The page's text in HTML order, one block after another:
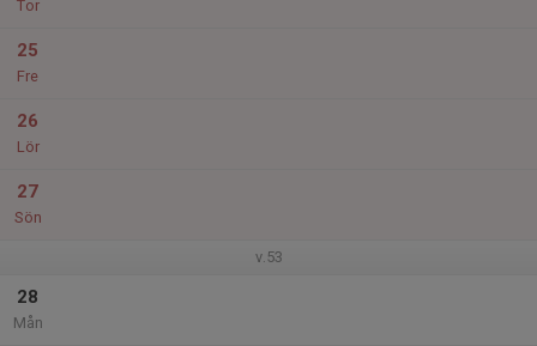
Tor
25
Fre
26
Lör
27
Sön
v.53
28
Mån